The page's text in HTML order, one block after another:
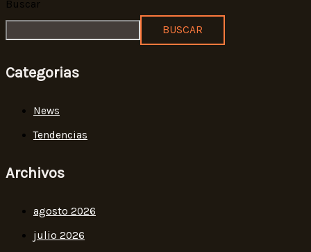
Buscar
BUSCAR
Categorias
News
Tendencias
Archivos
agosto 2026
julio 2026